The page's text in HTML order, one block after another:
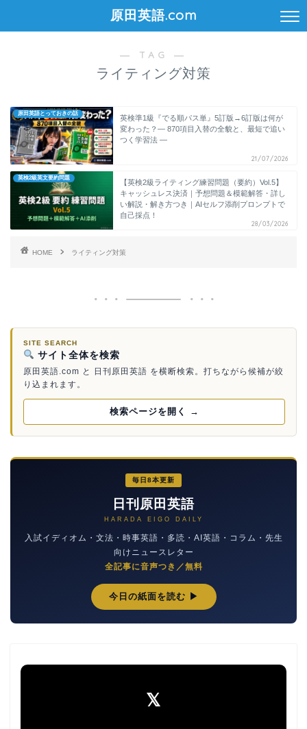
原田英語.com
― TAG ―
ライティング対策
原田英語とっておきの話
英検準1級『でる順パス単』5訂版→6訂版は何が
変わった？― 870項目入替の全貌と、最短で追い
つく学習法 ―
21/07/2026
英検2級英文要約問題
【英検2級ライティング練習問題（要約）Vol.5】
キャッシュレス決済｜予想問題＆模範解答・詳し
い解説・解き方つき｜AIセルフ添削プロンプトで
自己採点！
28/03/2026
HOME ライティング対策
SITE SEARCH
サイト全体を検索
原田英語.com と 日刊原田英語 を横断検索。打ちながら候補が絞
り込まれます。
検索ページを開く →
毎日8本更新
日刊原田英語
HARADA EIGO DAILY
入試イディオム・文法・時事英語・多読・AI英語・コラム・先生
向けニュースレター
全記事に音声つき／無料
今日の紙面を読む ▶
𝕏